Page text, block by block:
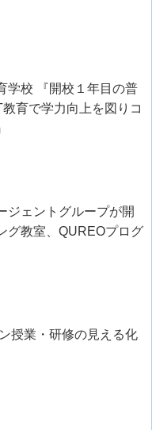
学校 『開校１年目の普
教育で学力向上を図りコ
ジェントグループが開
教室、 QUREOプログ
授業・研修の見える化